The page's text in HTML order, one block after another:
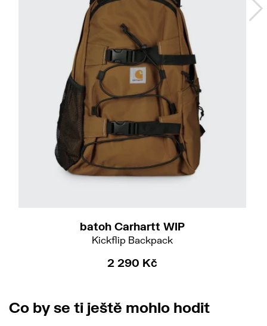
batoh Carhartt WIP
Kickflip Backpack
2 290 Kč
Co by se ti ještě mohlo hodit